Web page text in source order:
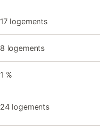
17 logements
8 logements
1 %
24 logements